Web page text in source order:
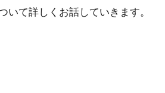
いて詳しくお話していきます。